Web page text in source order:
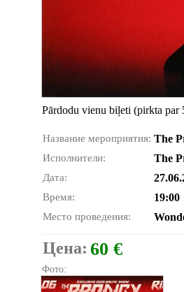
Pārdodu vienu biļeti (pirkta par
Название мероприятия: The
Исполнители: The
Дата:
Время: 19:00
Место проведения:
Цена: 60 €
Фото: